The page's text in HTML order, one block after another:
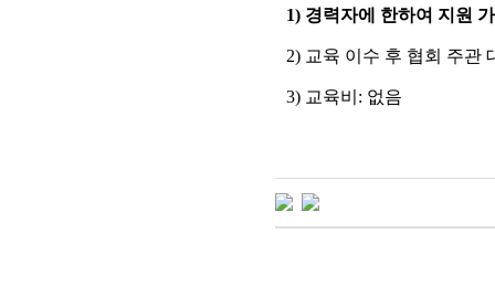
1) 경력자에 한하여 지원
2) 교육 이수 후 협회 주관
3) 교육비 : 없음